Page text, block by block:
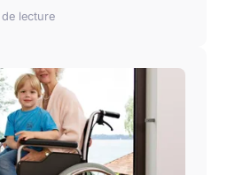
lecture